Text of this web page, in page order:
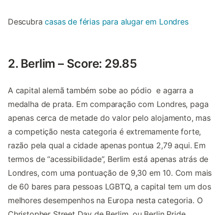
Descubracasas de férias para alugar em Londres
2. Berlim – Score: 29.85
A capital alemã também sobe ao pódio e agarra a
medalha de prata. Em comparação com Londres, paga
apenas cerca de metade do valor pelo alojamento, mas
a competição nesta categoria é extremamente forte,
razão pela qual a cidade apenas pontua 2,79 aqui. Em
termos de “acessibilidade”, Berlim está apenas atrás de
Londres, com uma pontuação de 9,30 em 10. Com mais
de 60 bares para pessoas LGBTQ, a capital tem um dos
melhores desempenhos na Europa nesta categoria. O